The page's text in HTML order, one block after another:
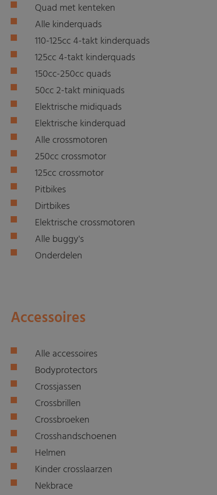
Quad met kenteken
Alle kinderquads
110-125cc 4-takt kinderquads
125cc 4-takt kinderquads
150cc-250cc quads
50cc 2-takt miniquads
Elektrische midiquads
Elektrische kinderquad
Alle crossmotoren
250cc crossmotor
125cc crossmotor
Pitbikes
Dirtbikes
Elektrische crossmotoren
Alle buggy's
Onderdelen
Accessoires
Alle accessoires
Bodyprotectors
Crossjassen
Crossbrillen
Crossbroeken
Crosshandschoenen
Helmen
Kinder crosslaarzen
Nekbrace